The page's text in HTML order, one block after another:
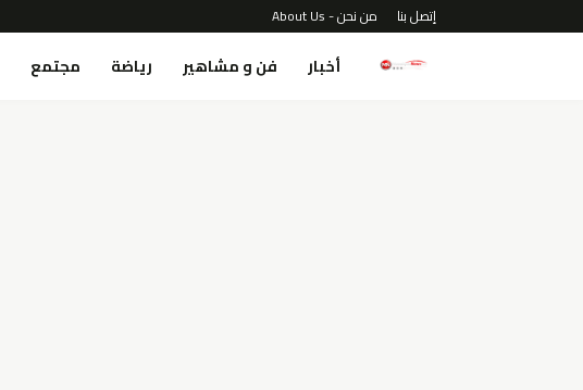
إتصل بنا من نحن - About Us
أخبار فن و مشاهير رياضة مجتمع